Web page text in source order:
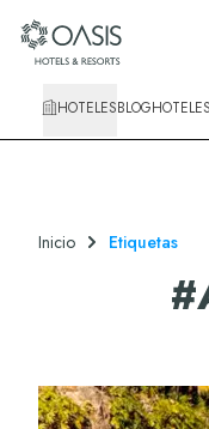
Oasis Hotels & Resorts
HOTELESBLOG
Inicio Etiquetas
#